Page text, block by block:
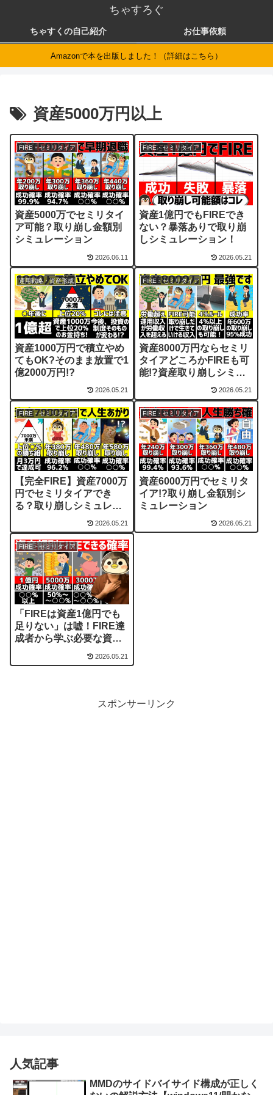
ちゃすろぐ
ちゃすくの自己紹介 お仕事依頼
Amazonで本を出版しました！（詳細はこちら）
資産5000万円以上
FIRE・セミリタイア
資産5000万でセミリタイ
ア可能？取り崩し金額別
シミュレーション
2026.06.11
FIRE・セミリタイア
資産1億円でもFIREでき
ない？暴落ありで取り崩
しシミュレーション！
2026.05.21
運用戦略・資産形成
資産1000万円で積立やめ
てもOK?そのまま放置で1
億2000万円!?
2026.05.21
FIRE・セミリタイア
資産8000万円ならセミリ
タイアどころかFIREも可
能!?資産取り崩しシミュ
2026.05.21
FIRE・セミリタイア
【完全FIRE】資産7000万
円でセミリタイアでき
る？取り崩しシミュレー
ションしてみた結果…
2026.05.21
FIRE・セミリタイア
資産6000万円でセミリタ
イア!?取り崩し金額別シ
ミュレーション
2026.05.21
FIRE・セミリタイア
「FIREは資産1億円でも
足りない」は嘘！FIRE達
成者から学ぶ必要な資産
2026.05.21
スポンサーリンク
人気記事
MMDのサイドバイサイド構成が正しく